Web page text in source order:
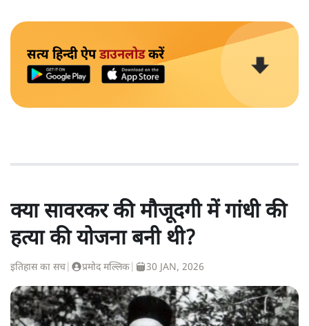
सत्य हिन्दी ऐपडाउनलोडकरें
क्या सावरकर की मौजूदगी में गांधी की
हत्या की योजना बनी थी?
इतिहास का सच प्रमोद मल्लिक 30 JAN, 2026